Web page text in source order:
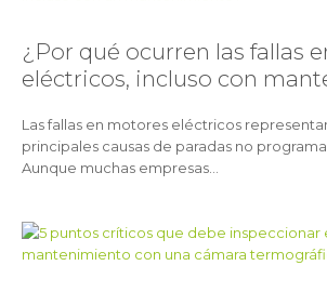
¿Por qué ocurren las fallas
eléctricos, incluso con
Las fallas en motores eléctricos
principales causas de paradas no
Aunque muchas empresas...